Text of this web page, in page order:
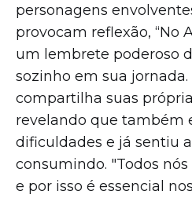
personagens
provocam reflexão, “No
um lembrete poderoso
sozinho em sua jornada.
compartilha suas
revelando que também
dificuldades e já sentiu
consumindo. "Todos
e por isso é essencial